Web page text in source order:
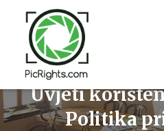
Uvjeti
Politika